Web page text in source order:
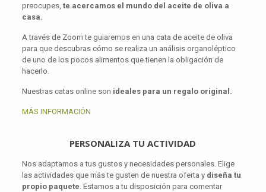
preocupes, te acercamos el mundo del aceite de oliva a
casa.
A través de Zoom te guiaremos en una cata de aceite de oliva
para que descubras cómo se realiza un análisis organoléptico
de uno de los pocos alimentos que tienen la obligación de
hacerlo.
Nuestras catas online son ideales para un regalo original.
MÁS INFORMACIÓN
PERSONALIZA TU ACTIVIDAD
Nos adaptamos a tus gustos y necesidades personales. Elige
las actividades que más te gusten de nuestra oferta ydiseña tu
propio paquete . Estamos a tu disposición para comentar